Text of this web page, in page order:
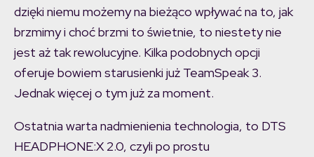
dzięki niemu możemy na bieżąco wpływać na to, jak
brzmimy i choć brzmi to świetnie, to niestety nie
jest aż tak rewolucyjne. Kilka podobnych opcji
oferuje bowiem starusienki już TeamSpeak 3.
Jednak więcej o tym już za moment.
Ostatnia warta nadmienienia technologia, to DTS
HEADPHONE:X 2.0, czyli po prostu